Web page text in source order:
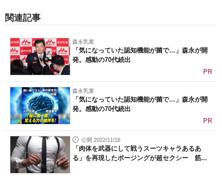
関連記事
森永乳業
「気になっていた認知機能が菌で…」森永が開
発。感動の70代続出
PR
森永乳業
「気になっていた認知機能が菌で…」森永が開
発。感動の70代続出
PR
公開 2022/11/16
「肉体を武器にして戦うスーツキャラあるあ
る」を再現したポージングが超セクシー 筋...